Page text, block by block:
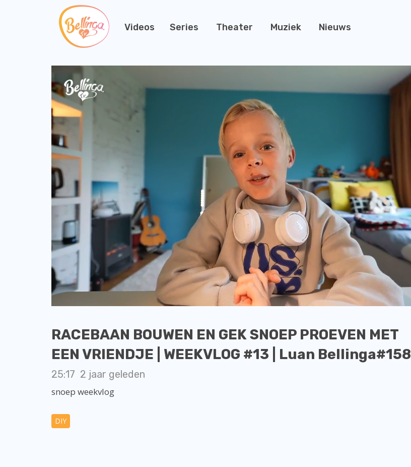
Videos Series Theater Muziek Nieuws
RACEBAAN BOUWEN EN GEK SNOEP PROEVEN MET
EEN VRIENDJE | WEEKVLOG #13 | Luan Bellinga#158
25:17 2 jaar geleden
snoep weekvlog
DIY